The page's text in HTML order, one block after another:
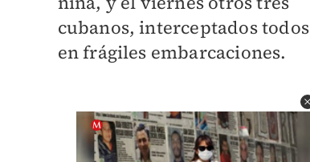
cubanos, interceptados todos
en frágiles embarcaciones.